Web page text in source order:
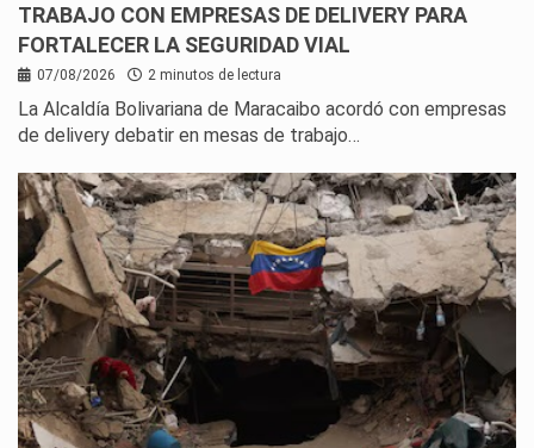
TRABAJO CON EMPRESAS DE DELIVERY PARA
FORTALECER LA SEGURIDAD VIAL
07/08/2026 2 minutos de lectura
La Alcaldía Bolivariana de Maracaibo acordó con empresas
de delivery debatir en mesas de trabajo…